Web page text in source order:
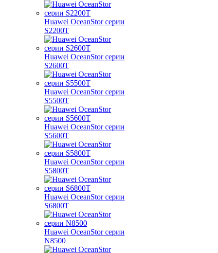
Huawei OceanStor серии
S2200T
Huawei OceanStor серии
S2600T
Huawei OceanStor серии
S5500T
Huawei OceanStor серии
S5600T
Huawei OceanStor серии
S5800T
Huawei OceanStor серии
S6800T
Huawei OceanStor серии
N8500